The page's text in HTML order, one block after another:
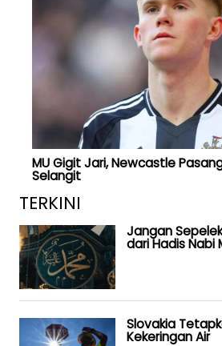
MU Gigit Jari, Newcastle
Selangit
TERKINI
Jangan
dari Hadis Nabi
Slovakia
Kekeringan Air